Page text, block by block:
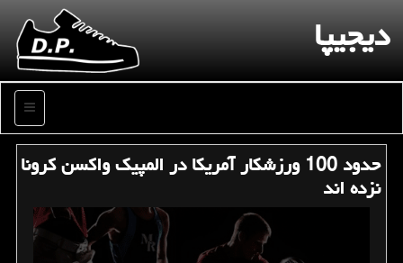
دیجیپا
منو
حدود 100 ورزشكار آمریكا در المپیك واكسن كرونا
نزده اند